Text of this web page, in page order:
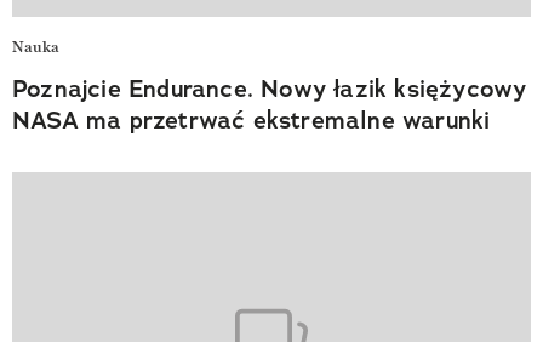
Nauka
Poznajcie Endurance. Nowy łazik księżycowy
NASA ma przetrwać ekstremalne warunki